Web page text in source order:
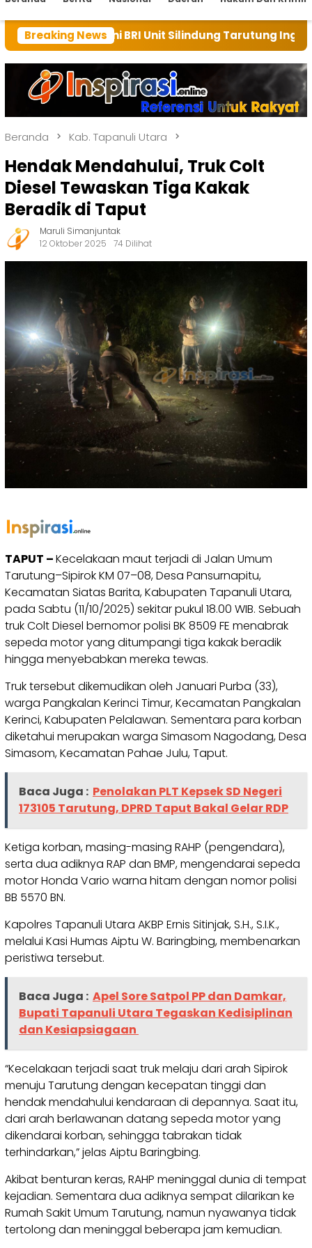
Breaking News
ini BRI Unit Silindung Tarutung Ingatkan Kebaikan
Beranda Kab. Tapanuli Utara
Hendak Mendahului, Truk Colt
Diesel Tewaskan Tiga Kakak
Beradik di Taput
Maruli Simanjuntak
12 Oktober 2025
74 Dilihat
TAPUT –Kecelakaan maut terjadi di Jalan Umum
Tarutung–Sipirok KM 07–08, Desa Pansurnapitu,
Kecamatan Siatas Barita, Kabupaten Tapanuli Utara,
pada Sabtu (11/10/2025) sekitar pukul 18.00 WIB. Sebuah
truk Colt Diesel bernomor polisi BK 8509 FE menabrak
sepeda motor yang ditumpangi tiga kakak beradik
hingga menyebabkan mereka tewas.
Truk tersebut dikemudikan oleh Januari Purba (33),
warga Pangkalan Kerinci Timur, Kecamatan Pangkalan
Kerinci, Kabupaten Pelalawan. Sementara para korban
diketahui merupakan warga Simasom Nagodang, Desa
Simasom, Kecamatan Pahae Julu, Taput.
Baca Juga : Penolakan PLT Kepsek SD Negeri
173105 Tarutung, DPRD Taput Bakal Gelar RDP
Ketiga korban, masing-masing RAHP (pengendara),
serta dua adiknya RAP dan BMP, mengendarai sepeda
motor Honda Vario warna hitam dengan nomor polisi
BB 5570 BN.
Kapolres Tapanuli Utara AKBP Ernis Sitinjak, S.H., S.I.K.,
melalui Kasi Humas Aiptu W. Baringbing, membenarkan
peristiwa tersebut.
Baca Juga : Apel Sore Satpol PP dan Damkar,
Bupati Tapanuli Utara Tegaskan Kedisiplinan
dan Kesiapsiagaan
“Kecelakaan terjadi saat truk melaju dari arah Sipirok
menuju Tarutung dengan kecepatan tinggi dan
hendak mendahului kendaraan di depannya. Saat itu,
dari arah berlawanan datang sepeda motor yang
dikendarai korban, sehingga tabrakan tidak
terhindarkan,” jelas Aiptu Baringbing.
Akibat benturan keras, RAHP meninggal dunia di tempat
kejadian. Sementara dua adiknya sempat dilarikan ke
Rumah Sakit Umum Tarutung, namun nyawanya tidak
tertolong dan meninggal beberapa jam kemudian.